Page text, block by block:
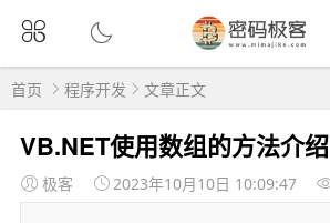
首页 程序开发 文章正文
VB.NET使用数组的方法介绍
极客 2023年10月10日 10:09:47